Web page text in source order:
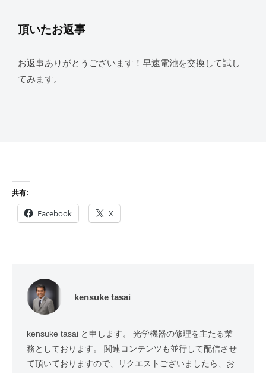
頂いたお返事
お返事ありがとうございます！早速電池を交換して試し
てみます。
共有:
Facebook X
kensuke tasai
kensuke tasai と申します。 光学機器の修理を主たる業
務としております。 関連コンテンツも並行して配信させ
て頂いておりますので、リクエストございましたら、お